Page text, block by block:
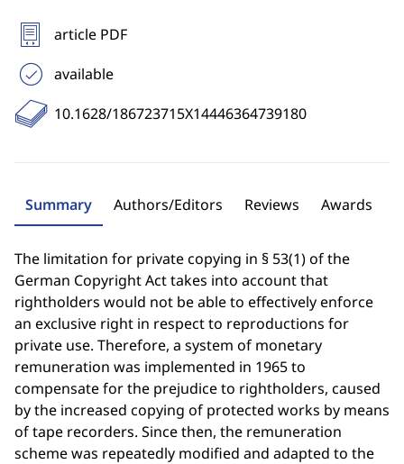
article PDF
available
10.1628/186723715X14446364739180
Summary Authors/Editors Reviews Awards
The limitation for private copying in § 53(1) of the
German Copyright Act takes into account that
rightholders would not be able to effectively enforce
an exclusive right in respect to reproductions for
private use. Therefore, a system of monetary
remuneration was implemented in 1965 to
compensate for the prejudice to rightholders, caused
by the increased copying of protected works by means
of tape recorders. Since then, the remuneration
scheme was repeatedly modified and adapted to the